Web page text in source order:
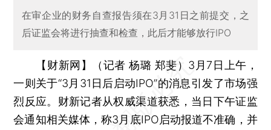
在审企业的财务自查报告须在3月31日之前提交，之
后证监会将进行抽查和检查，此后才能够放行IPO
【财新网】（记者 杨璐 郑斐） 3月7日上午，
一则关于“3月31日后启动IPO”的消息引发了市场强
烈反应。财新记者从权威渠道获悉，当日下午证监
会通知相关媒体，称3月底IPO启动报道不准确，并